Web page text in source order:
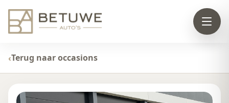
Terug naar occasions